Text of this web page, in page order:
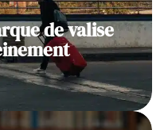
de valise